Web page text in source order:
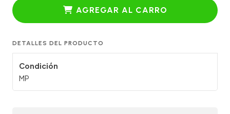
AGREGAR AL CARRO
DETALLES DEL PRODUCTO
Condición
MP